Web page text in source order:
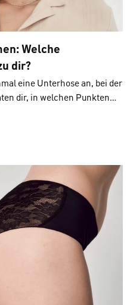
Welche
dir?
eine Unterhose an, bei der
dir, in welchen Punkten
passen.